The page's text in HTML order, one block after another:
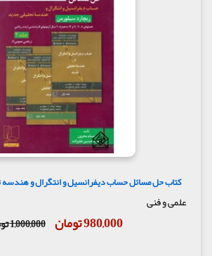
کتاب حل مسائل حساب دیفرانسیل و انتگرال و
علمی و فنی
980,000 تومان 1,000,000 تومان